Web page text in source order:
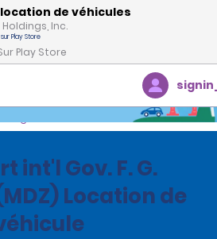
de véhicules
Inc.
Play Store
int'l Gov. F. G.
Location de